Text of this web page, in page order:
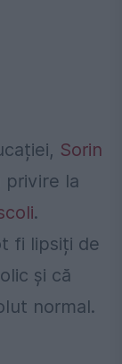
Sorin
privire la
.
fi lipsiți de
și că
normal.